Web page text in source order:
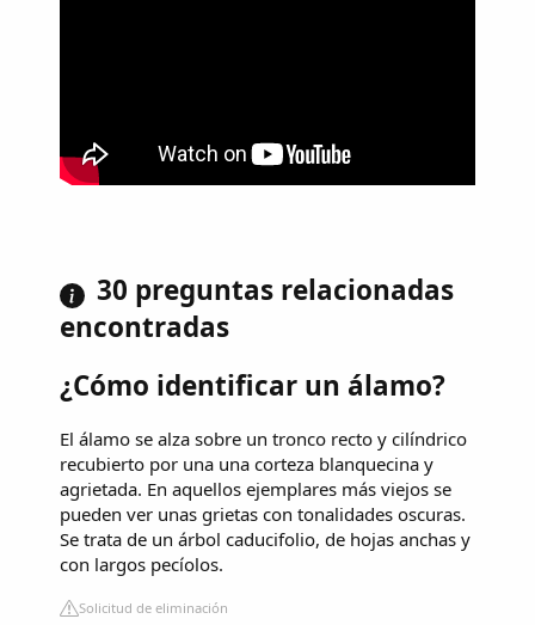
30 preguntas relacionadas
encontradas
¿Cómo identificar un álamo?
El álamo se alza sobre un tronco recto y cilíndrico
recubierto por una una corteza blanquecina y
agrietada. En aquellos ejemplares más viejos se
pueden ver unas grietas con tonalidades oscuras.
Se trata de un árbol caducifolio, de hojas anchas y
con largos pecíolos.
Solicitud de eliminación